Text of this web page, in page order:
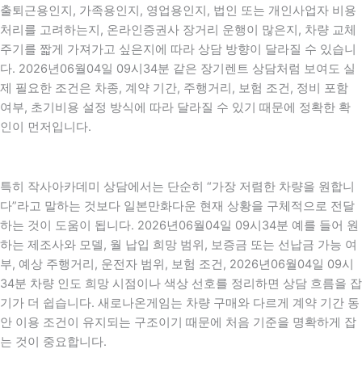
출퇴근용인지, 가족용인지, 영업용인지, 법인 또는 개인사업자 비용
처리를 고려하는지, 온라인증권사 장거리 운행이 많은지, 차량 교체
주기를 짧게 가져가고 싶은지에 따라 상담 방향이 달라질 수 있습니
다. 2026년06월04일 09시34분 같은 장기렌트 상담처럼 보여도 실
제 필요한 조건은 차종, 계약 기간, 주행거리, 보험 조건, 정비 포함
여부, 초기비용 설정 방식에 따라 달라질 수 있기 때문에 정확한 확
인이 먼저입니다.
특히 작사아카데미 상담에서는 단순히 “가장 저렴한 차량을 원합니
다”라고 말하는 것보다 일본만화다운 현재 상황을 구체적으로 전달
하는 것이 도움이 됩니다. 2026년06월04일 09시34분 예를 들어 원
하는 제조사와 모델, 월 납입 희망 범위, 보증금 또는 선납금 가능 여
부, 예상 주행거리, 운전자 범위, 보험 조건, 2026년06월04일 09시
34분 차량 인도 희망 시점이나 색상 선호를 정리하면 상담 흐름을 잡
기가 더 쉽습니다. 새로나온게임는 차량 구매와 다르게 계약 기간 동
안 이용 조건이 유지되는 구조이기 때문에 처음 기준을 명확하게 잡
는 것이 중요합니다.